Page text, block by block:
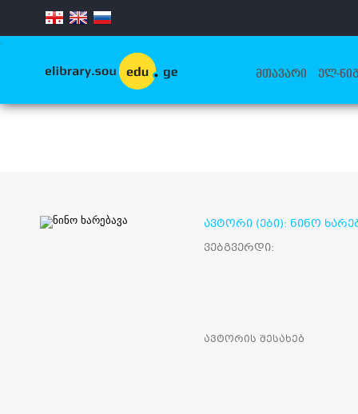
.
ᲛᲗᲐᲕᲐᲠᲘ ᲔᲚ-
ავტორი (ები): ნინო
ვებგვერდი:
ავტორის შესახებ